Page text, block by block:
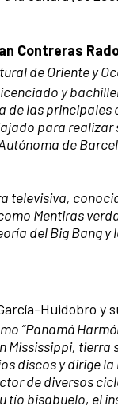
Contreras
de Oriente y
y
de las principales
para realizar
de
televisiva,
Mentiras
del Big Bang y
Huidobro y
“Panamá
Mississippi,
discos y dirige
de diversos
tío bisabuelo, el